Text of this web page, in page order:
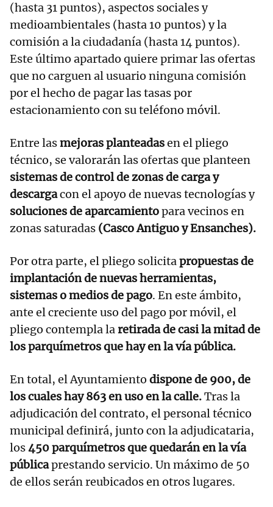
(hasta 31 puntos), aspectos sociales y
medioambientales (hasta 10 puntos) y la
comisión a la ciudadanía (hasta 14 puntos).
Este último apartado quiere primar las ofertas
que no carguen al usuario ninguna comisión
por el hecho de pagar las tasas por
estacionamiento con su teléfono móvil.
Entre lasmejoras planteadasen el pliego
técnico, se valorarán las ofertas que planteen
sistemas de control de zonas de carga y
descargacon el apoyo de nuevas tecnologías y
soluciones de aparcamientopara vecinos en
zonas saturadas (Casco Antiguo y Ensanches).
Por otra parte, el pliego solicitapropuestas de
implantación de nuevas herramientas,
sistemas o medios de pago. En este ámbito,
ante el creciente uso del pago por móvil, el
pliego contempla laretirada de casi la mitad de
los parquímetros que hay en la vía pública.
En total, el Ayuntamiento dispone de 900, de
los cuales hay 863 en uso en la calle.Tras la
adjudicación del contrato, el personal técnico
municipal definirá, junto con la adjudicataria,
los450 parquímetros que quedarán en la vía
públicaprestando servicio. Un máximo de 50
de ellos serán reubicados en otros lugares.